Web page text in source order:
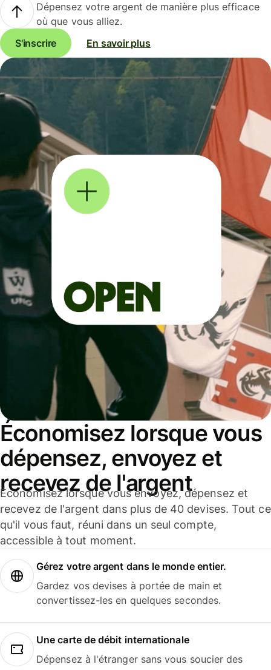
Dépensez votre argent de manière plus efficace
où que vous alliez.
S'inscrire
En savoir plus
Économisez lorsque vous
dépensez, envoyez et
recevez de l'argent
Économisez lorsque vous envoyez, dépensez et
recevez de l'argent dans plus de 40 devises. Tout ce
qu'il vous faut, réuni dans un seul compte,
accessible à tout moment.
Gérez votre argent dans le monde entier.
Gardez vos devises à portée de main et
convertissez-les en quelques secondes.
Une carte de débit internationale
Dépensez à l'étranger sans vous soucier des